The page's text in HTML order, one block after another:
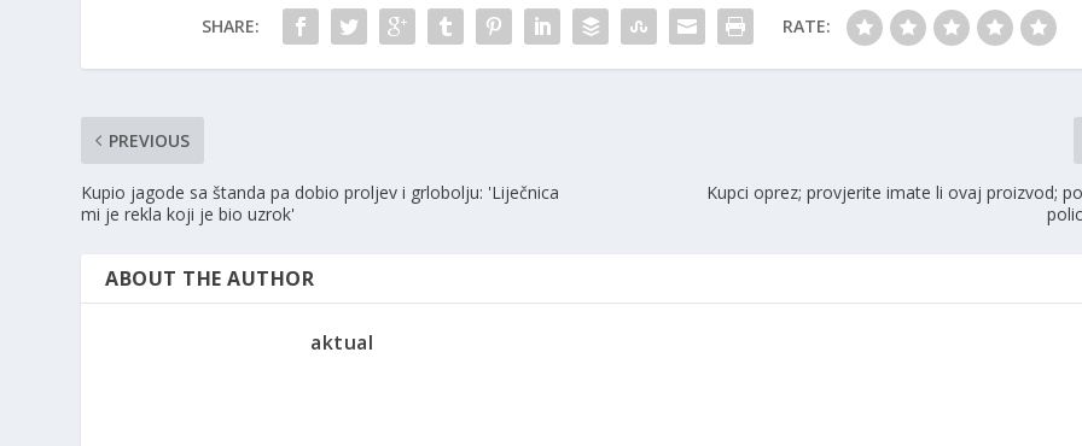
SHARE: RATE:
PREVIOUS
Kupio jagode sa štanda pa dobio proljev i grlobolju: 'Liječnica
mi je rekla koji je bio uzrok'
Kupci oprez; provjerite imate li ovaj proizvod;
ABOUT THE AUTHOR
aktual